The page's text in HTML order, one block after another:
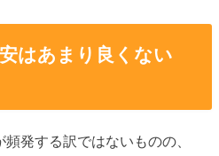
はあまり良くない
発する訳ではないものの、